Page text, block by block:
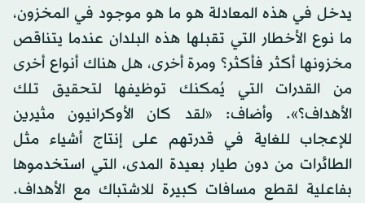
يدخل في هذه المعادلة هو ما هو موجود في المخزون،
ما نوع الأخطار التي تقبلها هذه البلدان عندما يتناقص
مخزونها أكثر فأكثر؟ ومرة أخرى، هل هناك أنواع أخرى
من القدرات التي يُمكنك توظيفها لتحقيق تلك
الأهداف؟». وأضاف: «لقد كان الأوكرانيون مثيرين
للإعجاب للغاية في قدرتهم على إنتاج أشياء مثل
الطائرات من دون طيار بعيدة المدى، التي استخدموها
بفاعلية لقطع مسافات كبيرة للاشتباك مع الأهداف.